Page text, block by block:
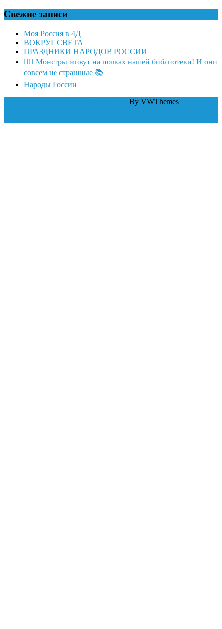
Свежие записи
Моя Россия в 4Д
ВОКРУГ СВЕТА
ПРАЗДНИКИ НАРОДОВ РОССИИ
🧛‍♂ Монстры живут на полках нашей библиотеки! И они
совсем не страшные 📚
Народы России
By VWThemes